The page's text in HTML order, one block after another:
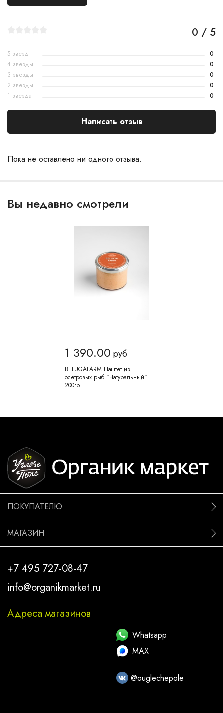
Пока не оставлено ни одного отзыва.
0 / 5
5 звезд
0
4 звезды
0
3 звезды
0
2 звезды
0
1 звезда
0
Написать отзыв
Вы недавно смотрели
1 390.00 руб
BELUGAFARM Паштет из
осетровых рыб "Натуральный"
200гр
ПОКУПАТЕЛЮ
МАГАЗИН
+7 495 727-08-47
info@organikmarket.ru
Адреса магазинов
Whatsapp
MAX
@ouglechepole